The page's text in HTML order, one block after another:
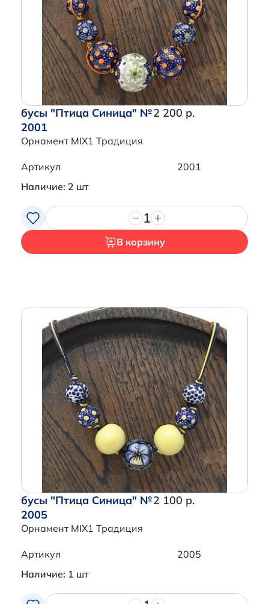
бусы "Птица Синица" №
2001
Орнамент MIX1 Традиция
2 200 р.
Артикул
2001
Наличие: 2 шт
1
В корзину
бусы "Птица Синица" №
2005
Орнамент MIX1 Традиция
2 100 р.
Артикул
2005
Наличие: 1 шт